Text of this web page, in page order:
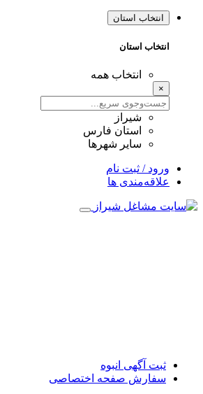
انتخاب استان
انتخاب استان
انتخاب همه
×
شیراز
استان فارس
سایر شهرها
ورود / ثبت نام
علاقه‌مندی ها
ثبت آگهی انبوه
سفارش صفحه اختصاصی